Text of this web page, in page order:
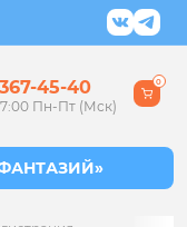
45-40
Пн-Пт (Мск)
0